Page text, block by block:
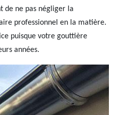
de ne pas négliger la
professionnel en la matière.
puisque votre gouttière
années.